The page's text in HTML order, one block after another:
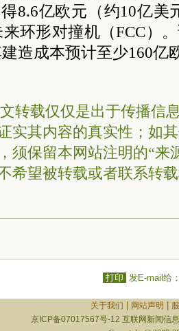
8.6亿欧元（约10亿美
环形对撞机（FCC）
造成本预计至少160亿
转载仅仅是出于传播信
实其内容的真实性；如
须保留本网站注明的“来
希望被转载或者联系转
打印 发E-mail给
关于我们 网站声明
京ICP备07017567号-12 互联网新闻信